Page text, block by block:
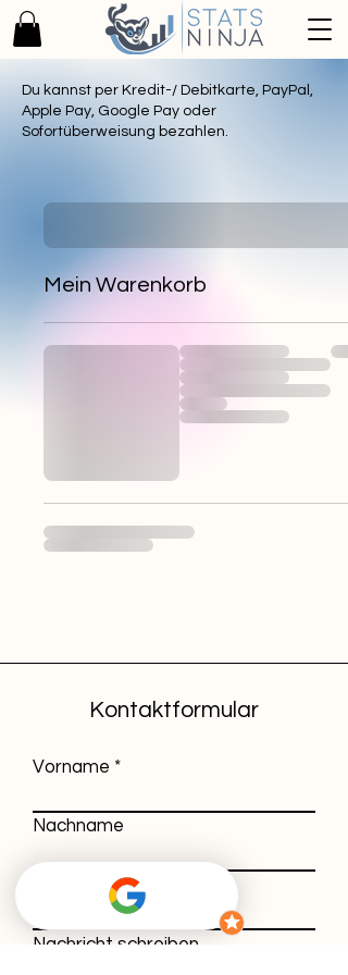
Du kannst per Kredit-/ Debitkarte, PayPal,
Apple Pay, Google Pay oder
Sofortüberweisung bezahlen.
Mein Warenkorb
Kontaktformular
Vorname
Nachname
E-Mail-Adresse
Nachricht schreiben